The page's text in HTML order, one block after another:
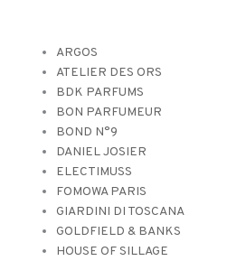
ARGOS
ATELIER DES ORS
BDK PARFUMS
BON PARFUMEUR
BOND N°9
DANIEL JOSIER
ELECTIMUSS
FOMOWA PARIS
GIARDINI DI TOSCANA
GOLDFIELD & BANKS
HOUSE OF SILLAGE